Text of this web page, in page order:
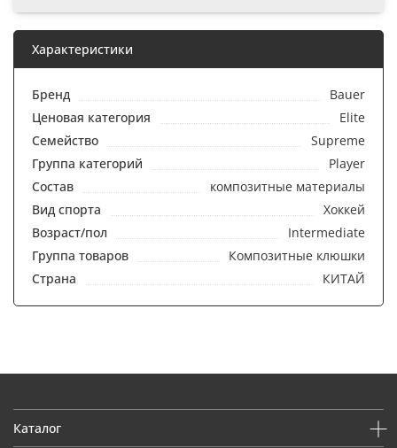
Характеристики
Бренд
Bauer
Ценовая категория
Elite
Семейство
Supreme
Группа категорий
Player
Состав
композитные материалы
Вид спорта
Хоккей
Возраст/пол
Intermediate
Группа товаров
Композитные клюшки
Страна
КИТАЙ
Каталог